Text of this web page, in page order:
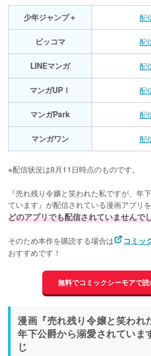
少年ジャンプ＋ 配
ピッコマ 配
LINEマンガ 配
マンガUP！ 配
マンガPark 配
マンガワン 配
※配信状況は8月11日時点のものです。
『売れ残り令嬢と笑われた私ですが、年
ています』が配信されている漫画アプリを
どのアプリでも配信されていませんで
そのため本作を購読する場合は コミッ
おすすめです！
無料でコミックシーモアで
漫画『売れ残り令嬢と笑われ
年下公爵から溺愛されていま
じ